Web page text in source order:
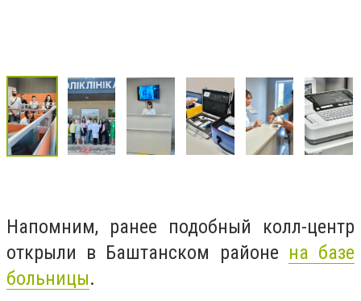
Напомним, ранее подобный колл-центр
открыли в Баштанском районе на базе
больницы.